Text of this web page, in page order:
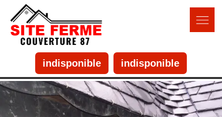
indisponible indisponible